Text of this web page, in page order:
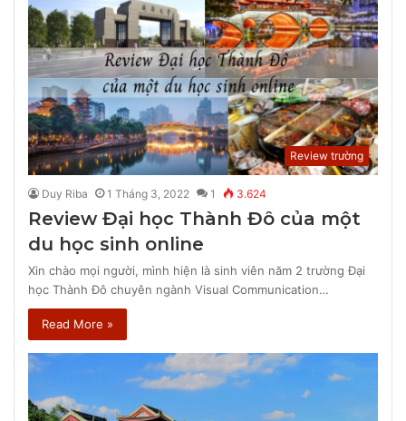
Review trường
Duy Riba 1 Tháng 3, 2022 1 3.624
Review Đại học Thành Đô của một
du học sinh online
Xin chào mọi người, mình hiện là sinh viên năm 2 trường Đại
học Thành Đô chuyên ngành Visual Communication…
Read More »